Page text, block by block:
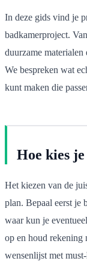
In deze gids vind je
badkamerproject.
duurzame
We bespreken wat
kunt maken die
Hoe kies
Het kiezen van de
plan. Bepaal eerst je
waar kun je
op en houd rekening
wensenlijst met